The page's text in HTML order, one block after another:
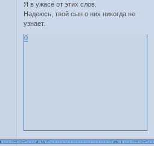
Я в ужасе от этих слов.
Надеюсь, твой сын о них никогда не
узнает.
0